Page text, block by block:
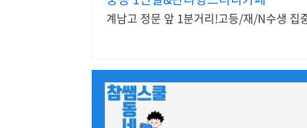
계남고 정문 앞 1분거리!고등/재/N수생 집